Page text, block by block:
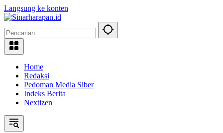
Langsung ke konten
Home
Redaksi
Pedoman Media Siber
Indeks Berita
Nextizen